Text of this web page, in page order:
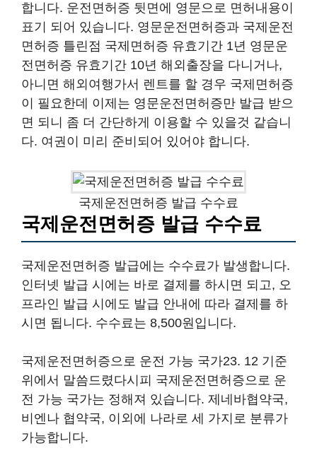
합니다. 운전면허증 뒷면에 영문으로 면허내용이
표기 되어 있습니다. 영문운전면허증과 국제운전
면허증 틀린점 국제면허증 유효기간 1년 영문운
전면허증 유효기간 10년 해외출장을 다니거나,
아니면 해외여행가서 렌트를 할 경우 국제면허증
이 필요한데 이제는 영문운전면허증만 발급 받으
면 되니 좀 더 간단하게 이용할 수 있을것 같습니
다. 여권이 미리 준비되어 있어야 합니다.
국제운전면허증 발급 수수료
국제운전면허증 발급 수수료
국제운전면허증 발급에는 수수료가 발생합니다.
인터넷 발급 시에는 바로 결제를 하시면 되고, 오
프라인 발급 시에도 발급 안내에 따라 결제를 하
시면 됩니다. 수수료는 8,500원입니다.
국제운전면허증으로 운전 가능 국가23. 12 기준
위에서 말씀드렸다시피 국제운전면허증으로 운
전 가능 국가는 정해져 있습니다. 제네바협약국,
비엔나 협약국, 이외에 나라로 세 가지로 분류가
가능합니다.